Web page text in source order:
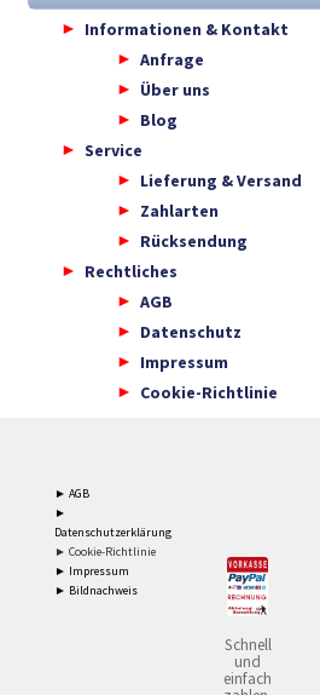
Informationen & Kontakt
Anfrage
Über uns
Blog
Service
Lieferung & Versand
Zahlarten
Rücksendung
Rechtliches
AGB
Datenschutz
Impressum
Cookie-Richtlinie
► AGB
►
Datenschutzerklärung
► Cookie-Richtlinie
► Impressum
► Bildnachweis
Schnell
und
einfach